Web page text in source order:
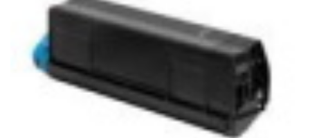
IL MIO ACCOUNT